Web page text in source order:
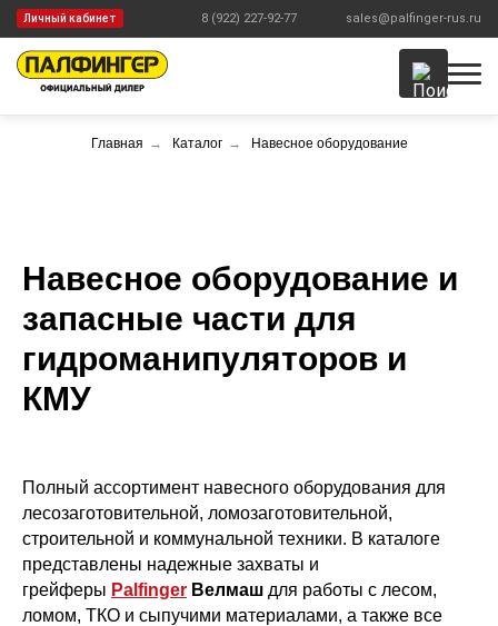
Личный кабинет 8 (922) 227-92-77 sales@palfinger-rus.ru
Главная → Каталог → Навесное оборудование
Навесное оборудование и
запасные части для
гидроманипуляторов и
КМУ
Полный ассортимент навесного оборудования для
лесозаготовительной, ломозаготовительной,
строительной и коммунальной техники. В каталоге
представлены надежные захваты и
грейферы Palfinger Велмаш для работы с лесом,
ломом, ТКО и сыпучими материалами, а также все